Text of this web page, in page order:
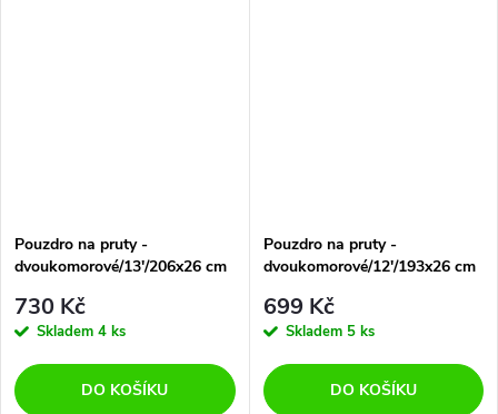
Pouzdro na pruty -
dvoukomorové/13'/206x26 cm
730 Kč
Skladem 4 ks
DO KOŠÍKU
Pouzdro na pruty -
dvoukomorové/12'/193x26 cm
699 Kč
Skladem 5 ks
DO KOŠÍKU